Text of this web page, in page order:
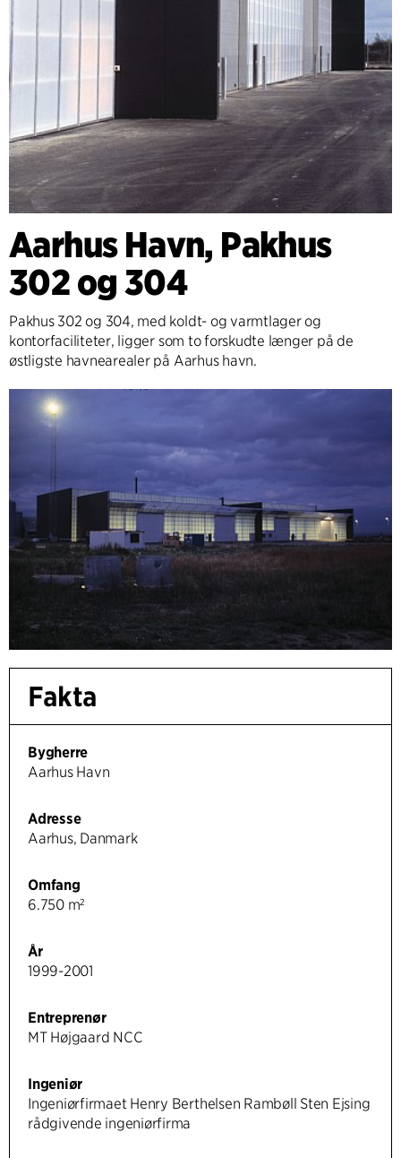
Aarhus Havn, Pakhus
302 og 304
Pakhus 302 og 304, med koldt- og varmtlager og
kontorfaciliteter, ligger som to forskudte længer på de
østligste havnearealer på Aarhus havn.
Fakta
Bygherre
Aarhus Havn
Adresse
Aarhus, Danmark
Omfang
6.750 m²
År
1999-2001
Entreprenør
MT Højgaard NCC
Ingeniør
Ingeniørfirmaet Henry Berthelsen Rambøll Sten Ejsing
rådgivende ingeniørfirma